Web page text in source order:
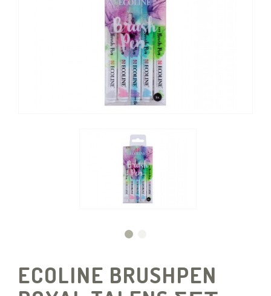
ECOLINE BRUSHPEN